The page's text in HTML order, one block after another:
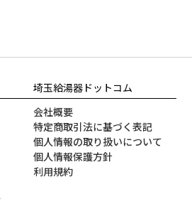
埼玉給湯器ドットコム
会社概要
特定商取引法に基づく表記
個人情報の取り扱いについて
個人情報保護方針
利用規約